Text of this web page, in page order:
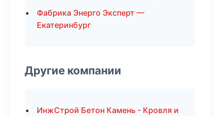
Фабрика Энерго Эксперт —
Екатеринбург
Другие компании
ИнжСтрой Бетон Камень - Кровля и